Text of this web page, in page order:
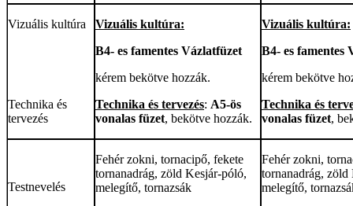
Vizuális kultúra
Technika és
tervezés
Vizuális kultúra:
B4- es famentes Vázlatfüzet
kérem bekötve hozzák.
Technika és tervezés: A5-ös
vonalas füzet, bekötve hozzák.
Vizuális kultúra:
B4- es famentes
kérem bekötve
Technika és
vonalas füzet,
Testnevelés
Fehér zokni, tornacipő, fekete
tornanadrág, zöld Kesjár-póló,
melegítő, tornazsák
Fehér zokni,
tornanadrág, zöld
melegítő,